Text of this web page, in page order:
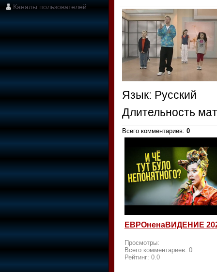
Каналы пользователей
Язык: Русский
Длительность
Всего комментариев: 0
ЕВРОненаВИДЕНИЕ
Просмотры:
Всего комментариев: 0
Рейтинг: 0.0